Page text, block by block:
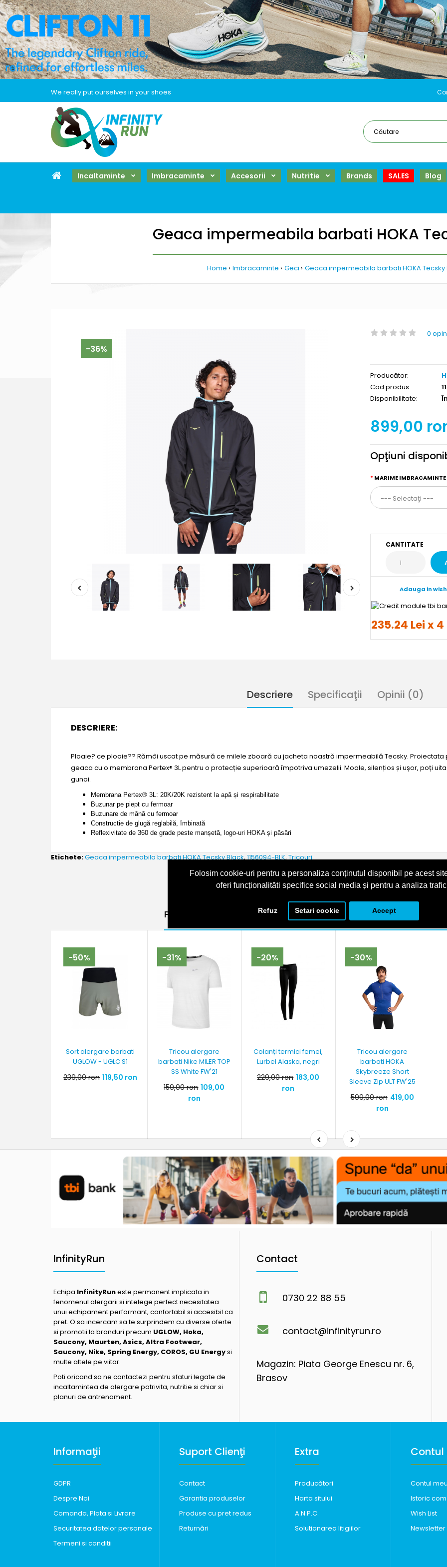
Folosim cookie-uri pentru a personaliza conținutul disponibil pe acest
oferi funcționalităti specifice social media și pentru a analiza
Refuz Setari cookie Accept
We really put ourselves in your shoes
Incaltaminte Imbracaminte Accesorii Nutritie Brands SALES Blog
Geaca impermeabila barbati HOKA
Home Imbracaminte Geci Geaca impermeabila barbati HOKA Tecsky
-36%
0
Producător:
Cod produs:
Disponibilitate:
899,00
Opţiuni
MARIME IMBRACAMINTE
CANTITATE
Adauga in
235.24 Lei x
Descriere Specificaţii Opinii (0)
DESCRIERE:
Ploaie? ce ploaie?? Rămâi uscat pe măsură ce milele zboară cu jacheta noastră impermeabilă Tecsky.
geaca cu o membrana Pertex® 3L pentru o protecție superioară împotriva umezelii. Moale, silențios și ușor, poți
gunoi.
Membrana Pertex® 3L: 20K/20K rezistent la apă și respirabilitate
Buzunar pe piept cu fermoar
Buzunare de mână cu fermoar
Constructie de glugă reglabilă, îmbinată
Reflexivitate de 360 ​​de grade peste manșetă, logo-uri HOKA și păsări
Etichete:Geaca impermeabila barbati HOKA Tecsky Black, 1156094-BLK, Tricouri
Produse asemănătoare cu Geaca impermeabila barbati
-50%
Sort alergare barbati
UGLOW - UGLC S1
239,00 ron 119,50 ron
-31%
Tricou alergare
barbati Nike MILER TOP
SS White FW'21
159,00 ron 109,00
ron
-20%
Colanți termici femei,
Lurbel Alaska, negri
229,00 ron 183,00
ron
-30%
Tricou alergare
barbati HOKA
Skybreeze Short
Sleeve Zip ULT FW'25
599,00 ron 419,00
ron
InfinityRun
Echipa InfinityRuneste permanent implicata in
fenomenul alergarii si intelege perfect necesitatea
unui echipament performant, confortabil si accesibil ca
pret. O sa incercam sa te surprindem cu diverse oferte
si promotii la branduri precum UGLOW, Hoka,
Saucony, Maurten, Asics, Altra Footwear,
Saucony, Nike, Spring Energy, COROS, GU Energysi
multe altele pe viitor.
Poti oricand sa ne contactezi pentru sfaturi legate de
incaltamintea de alergare potrivita, nutritie si chiar si
planuri de antrenament.
Contact
0730 22 88 55
contact@infinityrun.ro
Magazin: Piata George Enescu nr. 6,
Brasov
Informaţii
GDPR
Despre Noi
Comanda, Plata si Livrare
Securitatea datelor personale
Termeni si conditii
Suport Clienţi
Contact
Garantia produselor
Produse cu pret redus
Returnări
Extra
Producători
Harta sitului
A.N.P.C.
Solutionarea litigiilor
Contul
Contul meu
Istoric
Wish List
Newsletter